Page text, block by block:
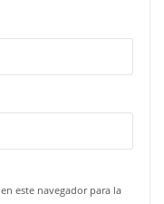
este navegador para la